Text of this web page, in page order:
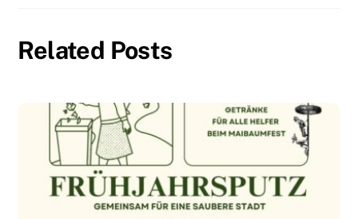
Related Posts